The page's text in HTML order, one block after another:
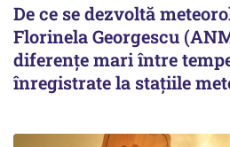
De ce se dezvoltă
Florinela Georgescu
diferențe mari între
înregistrate la stațiile